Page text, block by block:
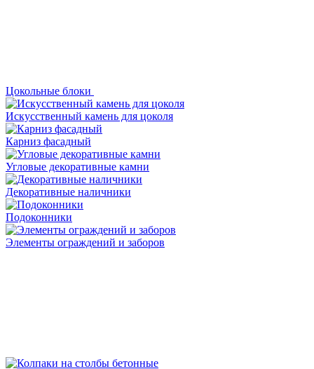
Цокольные блоки
Искусственный камень для цоколя
Карниз фасадный
Угловые декоративные камни
Декоративные наличники
Подоконники
Элементы ограждений и заборов